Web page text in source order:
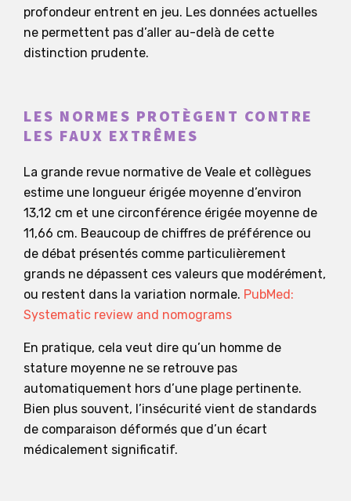
profondeur entrent en jeu. Les données actuelles
ne permettent pas d’aller au-delà de cette
distinction prudente.
LES NORMES PROTÈGENT CONTRE
LES FAUX EXTRÊMES
La grande revue normative de Veale et collègues
estime une longueur érigée moyenne d’environ
13,12 cm et une circonférence érigée moyenne de
11,66 cm. Beaucoup de chiffres de préférence ou
de débat présentés comme particulièrement
grands ne dépassent ces valeurs que modérément,
ou restent dans la variation normale. PubMed:
Systematic review and nomograms
En pratique, cela veut dire qu’un homme de
stature moyenne ne se retrouve pas
automatiquement hors d’une plage pertinente.
Bien plus souvent, l’insécurité vient de standards
de comparaison déformés que d’un écart
médicalement significatif.